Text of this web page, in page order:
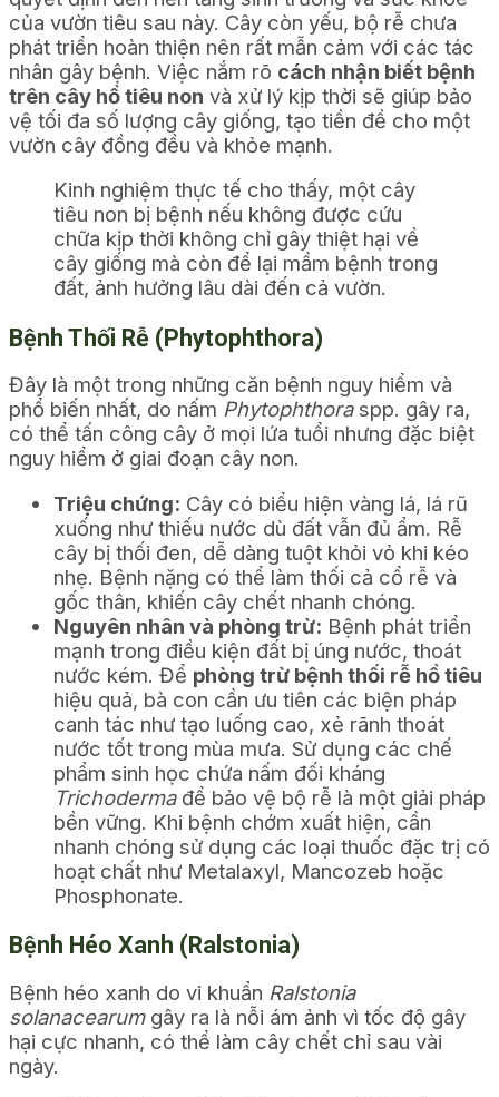
của vườn tiêu sau này. Cây còn yếu, bộ rễ chưa
phát triển hoàn thiện nên rất mẫn cảm với các tác
nhân gây bệnh. Việc nắm rõ cách nhận biết bệnh
trên cây hồ tiêu non và xử lý kịp thời sẽ giúp bảo
vệ tối đa số lượng cây giống, tạo tiền đề cho một
vườn cây đồng đều và khỏe mạnh.
Kinh nghiệm thực tế cho thấy, một cây
tiêu non bị bệnh nếu không được cứu
chữa kịp thời không chỉ gây thiệt hại về
cây giống mà còn để lại mầm bệnh trong
đất, ảnh hưởng lâu dài đến cả vườn.
Bệnh Thối Rễ (Phytophthora)
Đây là một trong những căn bệnh nguy hiểm và
phổ biến nhất, do nấm Phytophthoraspp. gây ra,
có thể tấn công cây ở mọi lứa tuổi nhưng đặc biệt
nguy hiểm ở giai đoạn cây non.
Triệu chứng: Cây có biểu hiện vàng lá, lá rũ
xuống như thiếu nước dù đất vẫn đủ ẩm. Rễ
cây bị thối đen, dễ dàng tuột khỏi vỏ khi kéo
nhẹ. Bệnh nặng có thể làm thối cả cổ rễ và
gốc thân, khiến cây chết nhanh chóng.
Nguyên nhân và phòng trừ: Bệnh phát triển
mạnh trong điều kiện đất bị úng nước, thoát
nước kém. Để phòng trừ bệnh thối rễ hồ tiêu
hiệu quả, bà con cần ưu tiên các biện pháp
canh tác như tạo luống cao, xẻ rãnh thoát
nước tốt trong mùa mưa. Sử dụng các chế
phẩm sinh học chứa nấm đối kháng
Trichodermađể bảo vệ bộ rễ là một giải pháp
bền vững. Khi bệnh chớm xuất hiện, cần
nhanh chóng sử dụng các loại thuốc đặc trị có
hoạt chất như Metalaxyl, Mancozeb hoặc
Phosphonate.
Bệnh Héo Xanh (Ralstonia)
Bệnh héo xanh do vi khuẩn Ralstonia
solanacearumgây ra là nỗi ám ảnh vì tốc độ gây
hại cực nhanh, có thể làm cây chết chỉ sau vài
ngày.